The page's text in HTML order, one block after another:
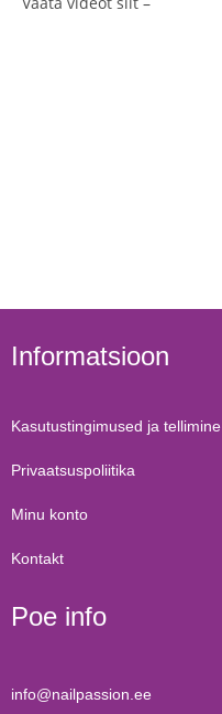
Informatsioon
Kasutustingimused ja tellimine
Privaatsuspoliitika
Minu konto
Kontakt
Poe info
info@nailpassion.ee